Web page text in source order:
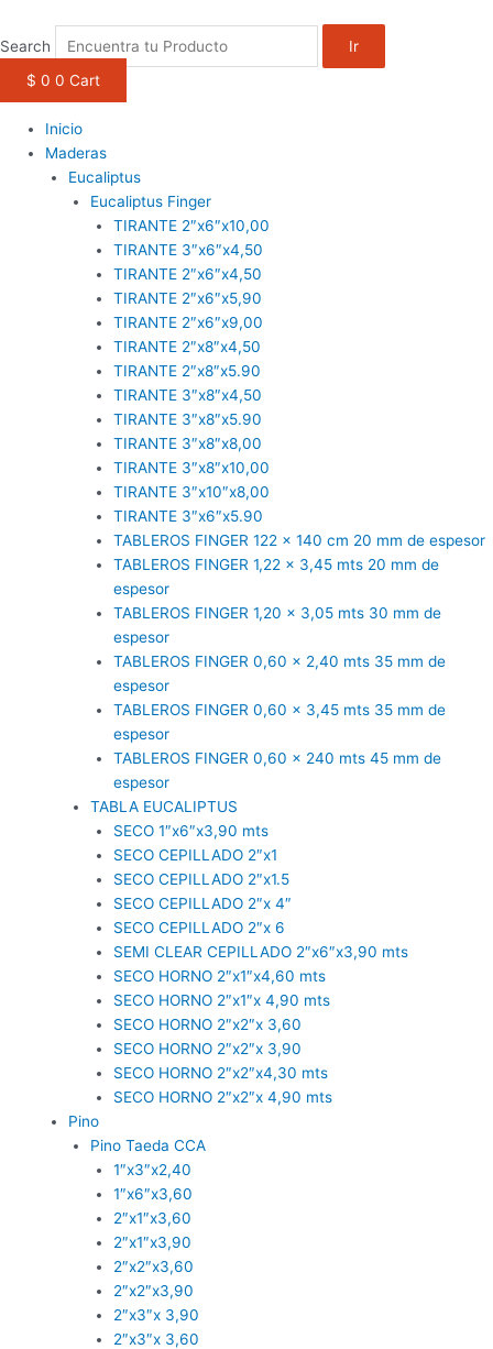
contenido
Search
Ir
$ 0 0 Cart
Inicio
Maderas
Eucaliptus
Eucaliptus Finger
TIRANTE 2″x6″x10,00
TIRANTE 3″x6″x4,50
TIRANTE 2″x6″x4,50
TIRANTE 2″x6″x5,90
TIRANTE 2″x6″x9,00
TIRANTE 2″x8″x4,50
TIRANTE 2″x8″x5.90
TIRANTE 3″x8″x4,50
TIRANTE 3″x8″x5.90
TIRANTE 3″x8″x8,00
TIRANTE 3″x8″x10,00
TIRANTE 3″x10″x8,00
TIRANTE 3″x6″x5.90
TABLEROS FINGER 122 x 140 cm 20 mm de espesor
TABLEROS FINGER 1,22 x 3,45 mts 20 mm de
espesor
TABLEROS FINGER 1,20 x 3,05 mts 30 mm de
espesor
TABLEROS FINGER 0,60 x 2,40 mts 35 mm de
espesor
TABLEROS FINGER 0,60 x 3,45 mts 35 mm de
espesor
TABLEROS FINGER 0,60 x 240 mts 45 mm de
espesor
TABLA EUCALIPTUS
SECO 1″x6″x3,90 mts
SECO CEPILLADO 2″x1
SECO CEPILLADO 2″x1.5
SECO CEPILLADO 2″x 4″
SECO CEPILLADO 2″x 6
SEMI CLEAR CEPILLADO 2″x6″x3,90 mts
SECO HORNO 2″x1″x4,60 mts
SECO HORNO 2″x1″x 4,90 mts
SECO HORNO 2″x2″x 3,60
SECO HORNO 2″x2″x 3,90
SECO HORNO 2″x2″x4,30 mts
SECO HORNO 2″x2″x 4,90 mts
Pino
Pino Taeda CCA
1″x3″x2,40
1″x6″x3,60
2″x1″x3,60
2″x1″x3,90
2″x2″x3,60
2″x2″x3,90
2″x3″x 3,90
2″x3″x 3,60